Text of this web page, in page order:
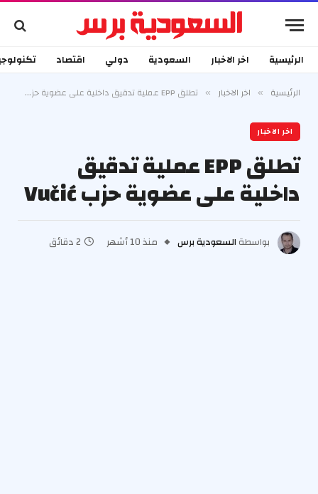
الرئيسية اخر الاخبار السعودية دولي اقتصاد
الرئيسية » اخر الاخبار » تطلق EPP عملية تدقيق داخلية على عضوية حزب Vučić
اخر الاخبار
تطلق EPP عملية تدقيق
داخلية على عضوية حزب Vučić
بواسطة السعودية برس منذ 10 أشهر 2 دقائق